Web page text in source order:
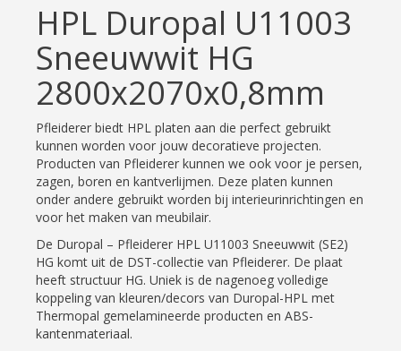
HPL Duropal U11003
Sneeuwwit HG
2800x2070x0,8mm
Pfleiderer biedt HPL platen aan die perfect gebruikt
kunnen worden voor jouw decoratieve projecten.
Producten van Pfleiderer kunnen we ook voor je persen,
zagen, boren en kantverlijmen. Deze platen kunnen
onder andere gebruikt worden bij interieurinrichtingen en
voor het maken van meubilair.
De Duropal – Pfleiderer HPL U11003 Sneeuwwit (SE2)
HG komt uit de DST-collectie van Pfleiderer. De plaat
heeft structuur HG. Uniek is de nagenoeg volledige
koppeling van kleuren/decors van Duropal-HPL met
Thermopal gemelamineerde producten en ABS-
kantenmateriaal.